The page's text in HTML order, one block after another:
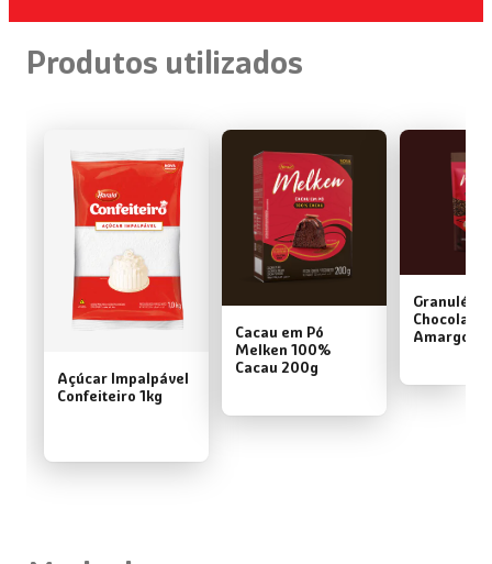
Produtos utilizados
Açúcar Impalpável
Confeiteiro 1kg
Cacau em Pó
Melken 100%
Cacau 200g
Granulé
Chocolate
Amargo